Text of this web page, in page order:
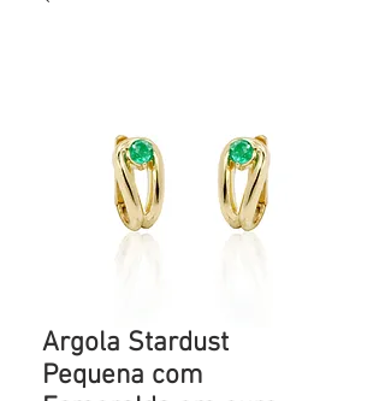
Argola Stardust
Pequena com